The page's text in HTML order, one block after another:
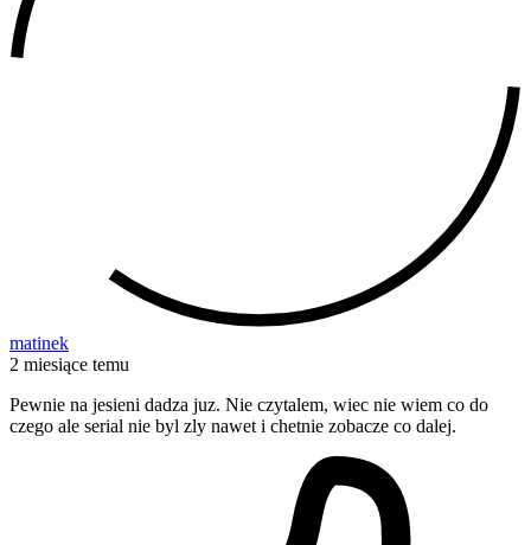
matinek
2 miesiące temu
Pewnie na jesieni dadza juz. Nie czytalem, wiec nie wiem co do
czego ale serial nie byl zly nawet i chetnie zobacze co dalej.